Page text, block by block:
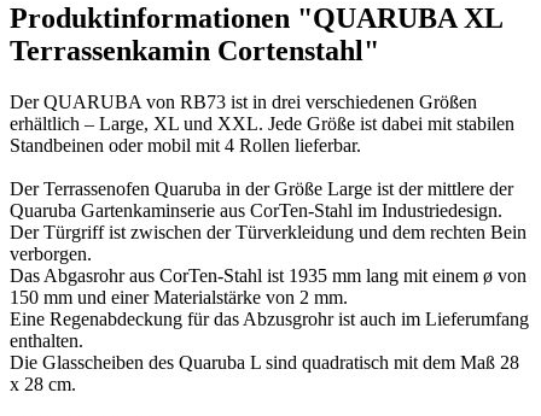
Produktinformationen "QUARUBA XL
Terrassenkamin Cortenstahl"
Der QUARUBA von RB73 ist in drei verschiedenen Größen
erhältlich – Large, XL und XXL. Jede Größe ist dabei mit stabilen
Standbeinen oder mobil mit 4 Rollen lieferbar.
Der Terrassenofen Quaruba in der Größe Large ist der mittlere der
Quaruba Gartenkaminserie aus CorTen-Stahl im Industriedesign.
Der Türgriff ist zwischen der Türverkleidung und dem rechten Bein
verborgen.
Das Abgasrohr aus CorTen-Stahl ist 1935 mm lang mit einem ø von
150 mm und einer Materialstärke von 2 mm.
Eine Regenabdeckung für das Abzusgrohr ist auch im Lieferumfang
enthalten.
Die Glasscheiben des Quaruba L sind quadratisch mit dem Maß 28
x 28 cm.